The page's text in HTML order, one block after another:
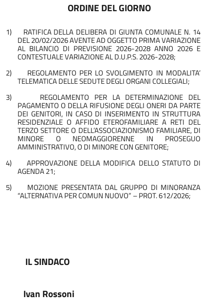
ORDINE DEL GIORNO
1) RATIFICA DELLA DELIBERA DI GIUNTA COMUNALE N. 14
DEL 20/02/2026 AVENTE AD OGGETTO PRIMA VARIAZIONE
AL BILANCIO DI PREVISIONE 2026-2028 ANNO 2026 E
CONTESTUALE VARIAZIONE AL D.U.P.S. 2026-2028;
2)
REGOLAMENTO PER LO SVOLGIMENTO IN MODALITA’
TELEMATICA DELLE SEDUTE DEGLI ORGANI COLLEGIALI;
3)
REGOLAMENTO PER LA DETERMINAZIONE DEL
PAGAMENTO O DELLA RIFUSIONE DEGLI ONERI DA PARTE
DEI GENITORI, IN CASO DI INSERIMENTO IN STRUTTURA
RESIDENZIALE O AFFIDO ETEROFAMILIARE A RETI DEL
TERZO SETTORE O DELL’ASSOCIAZIONISMO FAMILIARE, DI
MINORE O NEOMAGGIORENNE IN PROSEGUO
AMMINISTRATIVO, O DI MINORE CON GENITORE;
4)
APPROVAZIONE DELLA MODIFICA DELLO STATUTO DI
AGENDA 21;
5)
MOZIONE PRESENTATA DAL GRUPPO DI MINORANZA
“ALTERNATIVA PER COMUN NUOVO” – PROT. 612/2026;
IL SINDACO
Ivan Rossoni